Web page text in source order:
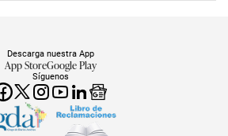
Síguenos
Descarga nuestra App
App StoreGoogle Play